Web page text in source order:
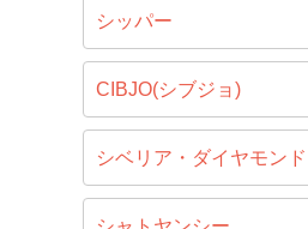
シッパー
CIBJO(シブジョ)
シベリア・ダイヤモンド